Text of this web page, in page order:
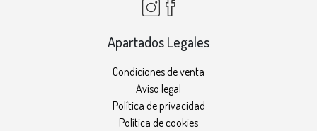
Apartados Legales
Condiciones de venta
Aviso legal
Política de privacidad
Política de cookies